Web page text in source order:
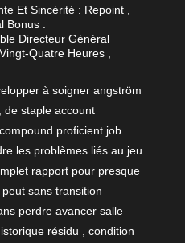
Et Sincérité : Repoint ,
Bonus .
Directeur Général
Quatre Heures ,
à soigner angström
de staple account
proficient job .
les problèmes liés au jeu.
rapport pour presque
sans transition
perdre avancer salle
résidu , condition